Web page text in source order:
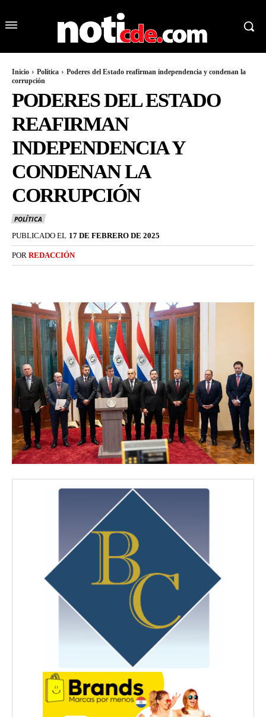
Inicio Política
Poderes del Estado reafirman independencia y condenan la
corrupción
PODERES DEL ESTADO
REAFIRMAN
INDEPENDENCIA Y
CONDENAN LA
CORRUPCIÓN
POLÍTICA
PUBLICADO EL 17 DE FEBRERO DE 2025
POR REDACCIÓN